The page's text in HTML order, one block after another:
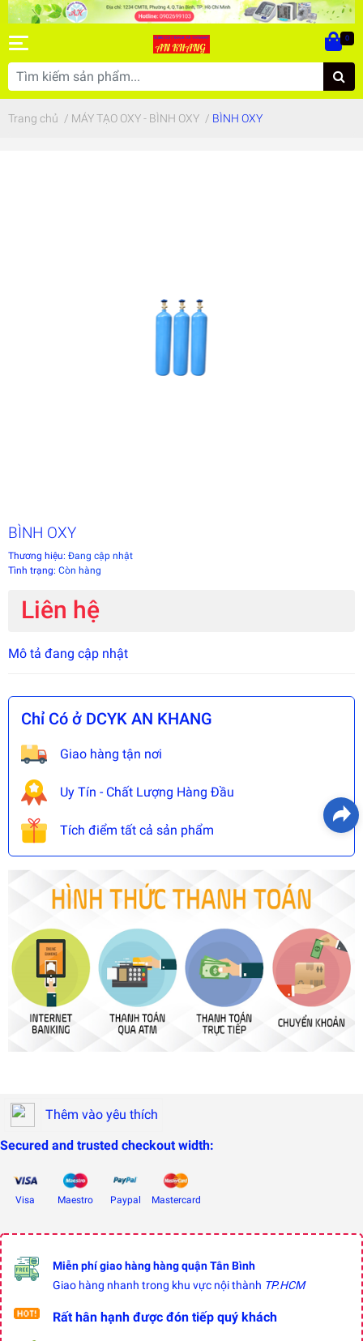
0
Trang chủ / MÁY TẠO OXY - BÌNH OXY / BÌNH OXY
BÌNH OXY
Thương hiệu: Đang cập nhật
Tình trạng: Còn hàng
Liên hệ
Mô tả đang cập nhật
Chỉ Có ở DCYK AN KHANG
Giao hàng tận nơi
Uy Tín - Chất Lượng Hàng Đầu
Tích điểm tất cả sản phẩm
Thêm vào yêu thích
Secured and trusted checkout width:
Visa Maestro Paypal Mastercard
Miễn phí giao hàng hàng quận Tân Bình
Giao hàng nhanh trong khu vực nội thành TP.HCM
Rất hân hạnh được đón tiếp quý khách